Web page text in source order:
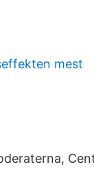
mest